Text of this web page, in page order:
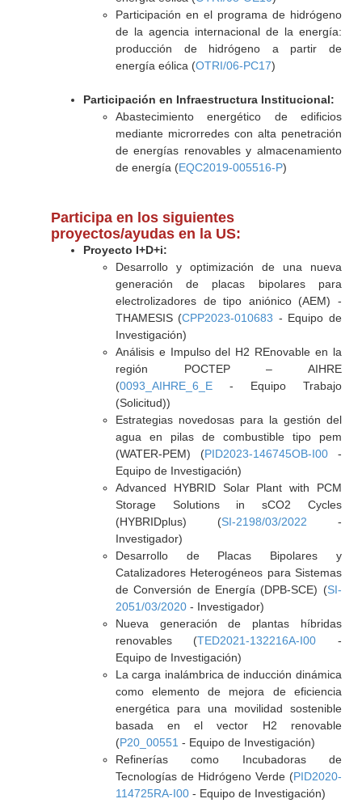
Participación en el programa de hidrógeno
de la agencia internacional de la energía:
producción de hidrógeno a partir de
energía eólica (OTRI/06-PC17)
Participación en Infraestructura Institucional:
Abastecimiento energético de edificios
mediante microrredes con alta penetración
de energías renovables y almacenamiento
de energía (EQC2019-005516-P)
Participa en los siguientes
proyectos/ayudas en la US:
Proyecto I+D+i:
Desarrollo y optimización de una nueva
generación de placas bipolares para
electrolizadores de tipo aniónico (AEM) -
THAMESIS (CPP2023-010683 - Equipo de
Investigación)
Análisis e Impulso del H2 REnovable en la
región POCTEP – AIHRE
(0093_AIHRE_6_E- Equipo Trabajo
(Solicitud))
Estrategias novedosas para la gestión del
agua en pilas de combustible tipo pem
(WATER-PEM) (PID2023-146745OB-I00-
Equipo de Investigación)
Advanced HYBRID Solar Plant with PCM
Storage Solutions in sCO2 Cycles
(HYBRIDplus) (SI-2198/03/2022 -
Investigador)
Desarrollo de Placas Bipolares y
Catalizadores Heterogéneos para Sistemas
de Conversión de Energía (DPB-SCE) (SI-
2051/03/2020- Investigador)
Nueva generación de plantas híbridas
renovables (TED2021-132216A-I00 -
Equipo de Investigación)
La carga inalámbrica de inducción dinámica
como elemento de mejora de eficiencia
energética para una movilidad sostenible
basada en el vector H2 renovable
(P20_00551 - Equipo de Investigación)
Refinerías como Incubadoras de
Tecnologías de Hidrógeno Verde (PID2020-
114725RA-I00- Equipo de Investigación)